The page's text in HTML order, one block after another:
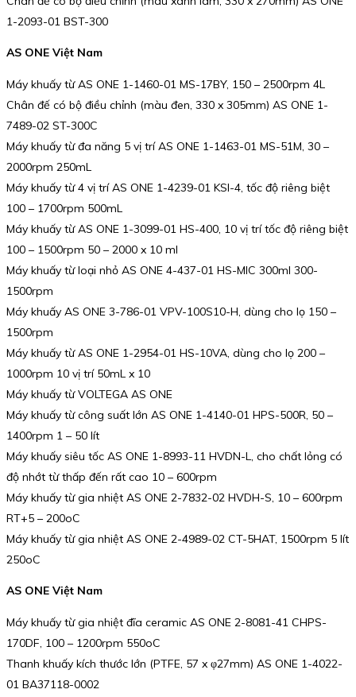
1-2093-01 BST-300
AS ONE Việt Nam
Máy khuấy từ AS ONE 1-1460-01 MS-17BY, 150 – 2500rpm 4L
Chân đế có bộ điều chỉnh (màu đen, 330 x 305mm) AS ONE 1-
7489-02 ST-300C
Máy khuấy từ đa năng 5 vị trí AS ONE 1-1463-01 MS-51M, 30 –
2000rpm 250mL
Máy khuấy từ 4 vị trí AS ONE 1-4239-01 KSI-4, tốc độ riêng biệt
100 – 1700rpm 500mL
Máy khuấy từ AS ONE 1-3099-01 HS-400, 10 vị trí tốc độ riêng biệt
100 – 1500rpm 50 – 2000 x 10 ml
Máy khuấy từ loại nhỏ AS ONE 4-437-01 HS-MIC 300ml 300-
1500rpm
Máy khuấy AS ONE 3-786-01 VPV-100S10-H, dùng cho lọ 150 –
1500rpm
Máy khuấy từ AS ONE 1-2954-01 HS-10VA, dùng cho lọ 200 –
1000rpm 10 vị trí 50mL x 10
Máy khuấy từ VOLTEGA AS ONE
Máy khuấy từ công suất lớn AS ONE 1-4140-01 HPS-500R, 50 –
1400rpm 1 – 50 lít
Máy khuấy siêu tốc AS ONE 1-8993-11 HVDN-L, cho chất lỏng có
độ nhớt từ thấp đến rất cao 10 – 600rpm
Máy khuấy từ gia nhiệt AS ONE 2-7832-02 HVDH-S, 10 – 600rpm
RT+5 – 200oC
Máy khuấy từ gia nhiệt AS ONE 2-4989-02 CT-5HAT, 1500rpm 5 lít
250oC
AS ONE Việt Nam
Máy khuấy từ gia nhiệt đĩa ceramic AS ONE 2-8081-41 CHPS-
170DF, 100 – 1200rpm 550oC
Thanh khuấy kích thước lớn (PTFE, 57 x φ27mm) AS ONE 1-4022-
01 BA37118-0002